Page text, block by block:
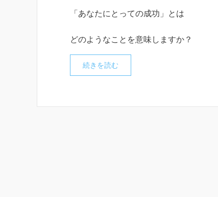
「あなたにとっての成功」とは
どのようなことを意味しますか？
続きを読む